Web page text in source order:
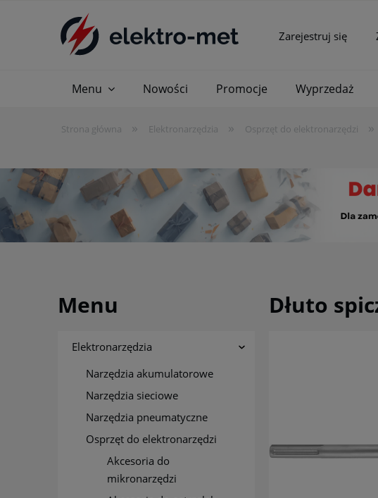
Zarejestruj się
Menu Nowości Promocje Wyprzedaż
Strona główna » Elektronarzędzia » Osprzęt do elektronarzędzi »
Menu
Elektronarzędzia
Narzędzia akumulatorowe
Narzędzia sieciowe
Narzędzia pneumatyczne
Osprzęt do elektronarzędzi
Akcesoria do
mikronarzędzi
Dłuto